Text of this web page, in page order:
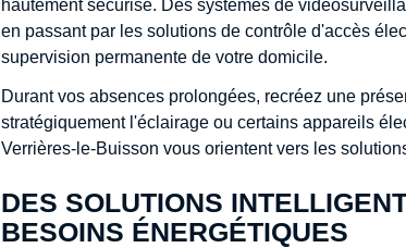
hautement sécurisé. Des systèmes de
en passant par les solutions de contrôle d'accès
supervision permanente de votre domicile.
Durant vos absences prolongées, recréez une
stratégiquement l'éclairage ou certains appareils
Verrières-le-Buisson vous orientent vers les
DES SOLUTIONS
BESOINS ÉNERGÉTIQUES